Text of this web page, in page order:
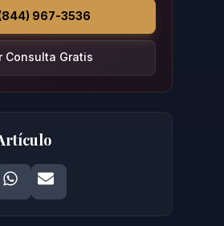
967-3536
Consulta Gratis
onLinkedIn
Share onWhatsApp
Share on